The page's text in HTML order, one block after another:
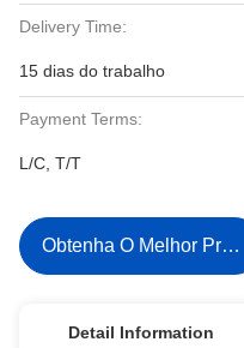
Delivery Time:
15 dias do trabalho
Payment Terms:
L/C, T/T
Obtenha O Melhor Preço
Detail Information